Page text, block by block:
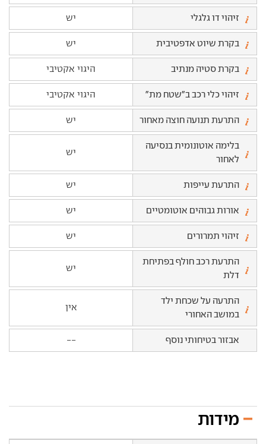
זיהוי דו גלגלי יש
בקרת שיוט אדפטיבית יש
בקרת סטיה מנתיב היגוי אקטיבי
זיהוי כלי רכב ב"שטח מת" היגוי אקטיבי
התרעת תנועה חוצה מאחור יש
בלימה אוטונומית בנסיעה
לאחור
יש
התרעת עייפות יש
אורות גבוהים אוטומטיים יש
זיהוי תמרורים יש
התרעת רכב חולף בפתיחת
דלת
יש
התרעה על שכחת ילד
במושב האחורי
אין
אבזור בטיחותי נוסף --
מידות